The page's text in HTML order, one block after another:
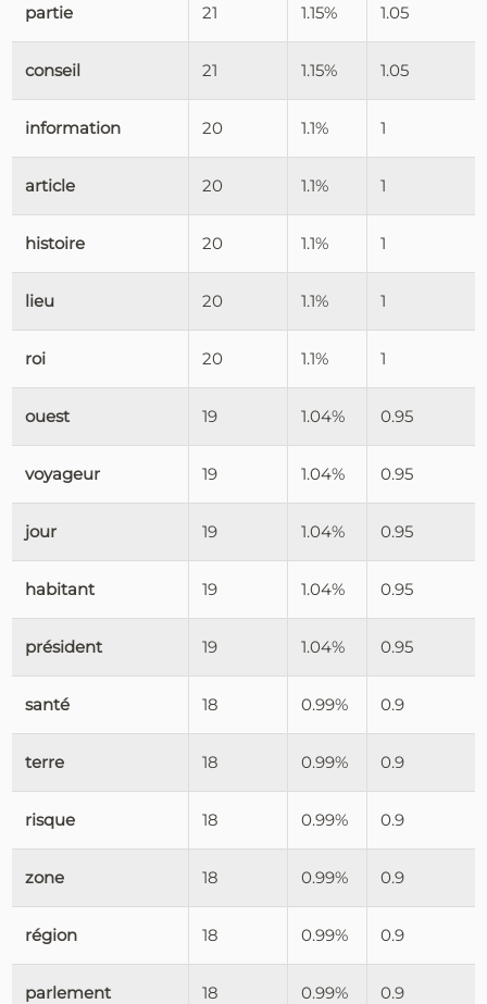
partie 21 1.15% 1.05
conseil 21 1.15% 1.05
information 20 1.1% 1
article 20 1.1% 1
histoire 20 1.1% 1
lieu 20 1.1% 1
roi 20 1.1% 1
ouest 19 1.04% 0.95
voyageur 19 1.04% 0.95
jour 19 1.04% 0.95
habitant 19 1.04% 0.95
président 19 1.04% 0.95
santé 18 0.99% 0.9
terre 18 0.99% 0.9
risque 18 0.99% 0.9
zone 18 0.99% 0.9
région 18 0.99% 0.9
parlement 18 0.99% 0.9